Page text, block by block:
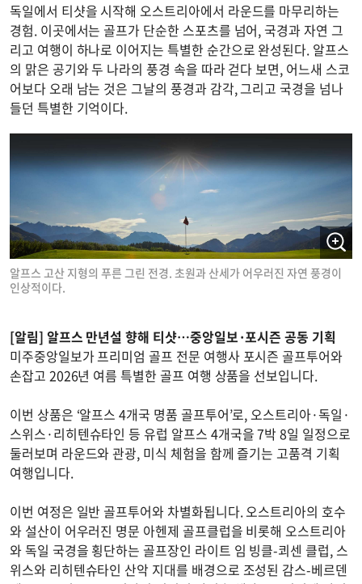
독일에서 티샷을 시작해 오스트리아에서 라운드를 마무리하는
경험. 이곳에서는 골프가 단순한 스포츠를 넘어, 국경과 자연 그
리고 여행이 하나로 이어지는 특별한 순간으로 완성된다. 알프스
의 맑은 공기와 두 나라의 풍경 속을 따라 걷다 보면, 어느새 스코
어보다 오래 남는 것은 그날의 풍경과 감각, 그리고 국경을 넘나
들던 특별한 기억이다.
알프스 고산 지형의 푸른 그린 전경. 초원과 산세가 어우러진 자연 풍경이
인상적이다.
[알림] 알프스 만년설 향해 티샷…중앙일보·포시즌 공동 기획
미주중앙일보가 프리미엄 골프 전문 여행사 포시즌 골프투어와
손잡고 2026년 여름 특별한 골프 여행 상품을 선보입니다.
이번 상품은 ‘알프스 4개국 명품 골프투어’로, 오스트리아·독일·
스위스·리히텐슈타인 등 유럽 알프스 4개국을 7박 8일 일정으로
둘러보며 라운드와 관광, 미식 체험을 함께 즐기는 고품격 기획
여행입니다.
이번 여정은 일반 골프투어와 차별화됩니다. 오스트리아의 호수
와 설산이 어우러진 명문 아헨제 골프클럽을 비롯해 오스트리아
와 독일 국경을 횡단하는 골프장인 라이트 임 빙클-쾨센 클럽, 스
위스와 리히텐슈타인 산악 지대를 배경으로 조성된 감스-베르덴